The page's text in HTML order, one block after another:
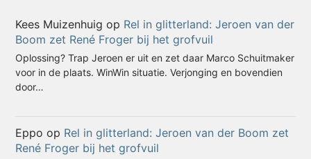
Kees Muizenhuig op Rel in glitterland: Jeroen van der
Boom zet René Froger bij het grofvuil
Oplossing? Trap Jeroen er uit en zet daar Marco Schuitmaker
voor in de plaats. WinWin situatie. Verjonging en bovendien
door…
Eppo op Rel in glitterland: Jeroen van der Boom zet
René Froger bij het grofvuil